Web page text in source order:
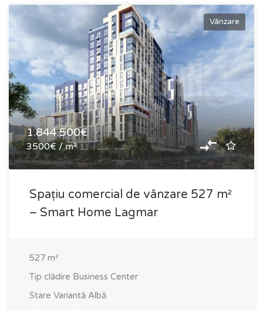
Vânzare
1.844.500€
3500€ / m²
Spațiu comercial de vânzare 527 m²
– Smart Home Lagmar
527 m²
Tip clădire Business Center
Stare Variantă Albă